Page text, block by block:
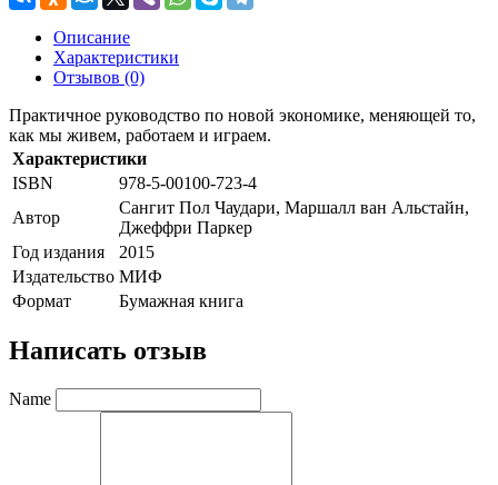
Описание
Характеристики
Отзывов (0)
Практичное руководство по новой экономике, меняющей то,
как мы живем, работаем и играем.
Характеристики
ISBN
978-5-00100-723-4
Автор
Сангит Пол Чаудари, Маршалл ван Альстайн,
Джеффри Паркер
Год издания
2015
Издательство МИФ
Формат
Бумажная книга
Написать отзыв
Name